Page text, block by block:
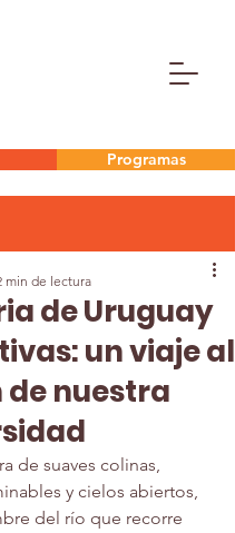
Programas
de Uruguay
un viaje al
nuestra
min de lectura
de suaves colinas,
y cielos abiertos,
del río que recorre